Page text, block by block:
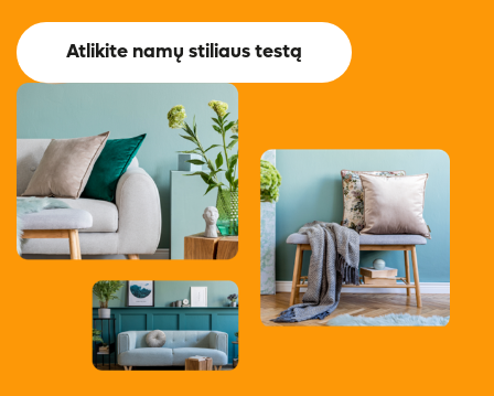
Atlikite namų stiliaus testą